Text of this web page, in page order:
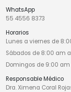
WhatsApp
55 4556 8373
Horarios
Lunes a viernes de
Sábados de 8:00 am
Domingos de 9:00 am
Responsable Médico
Dra. Ximena Coral